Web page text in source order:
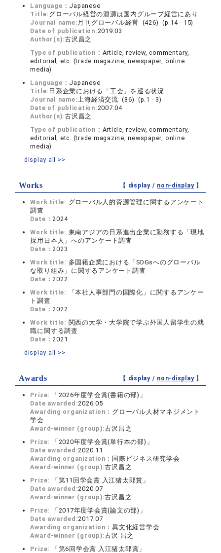
Language： Japanese
Title: グローバル経営の淵源は国内グループ経営にあり
Journal name: 月刊グローバル経営 (426) (p.14 - 15)
Date of publication:2019.03
Author(s):古沢昌之
Type of publication： Article, review, commentary,
editorial, etc. (trade magazine, newspaper, online
media)
Language： Japanese
Title: 日系企業における「工会」を巡る状況
Journal name:上海経済交流 (86) (p.1 - 3)
Date of publication:2007.04
Author(s):古沢昌之
Type of publication： Article, review, commentary,
editorial, etc. (trade magazine, newspaper, online
media)
display all >>
Works 【 display / non-display】
Work title: グローバル人的資源管理に関するアンケート
調査
Date：2024
Work title: 東南アジアの日系進出企業に勤務する「現地
採用日本人」へのアンケート調査
Date：2023
Work title: 多国籍企業における「SDGsへのグローバル
な取り組み」に関するアンケート調査
Date：2022
Work title:
「本社人事部門の国際化」に関するアンケー
ト調査
Date：2022
Work title: 関西の大学・大学院で学ぶ外国人留学生の就
職に関する調査
Date：2021
display all >>
Awards 【 display / non-display】
Prize:
「2026年度学会賞(書籍の部)」
Date awarded:2026.05
Awarding organization： グローバル人材マネジメント
学会
Award-winner (group):古沢昌之
Prize:
「2020年度学会賞(単行本の部)」
Date awarded:2020.11
Awarding organization： 国際ビジネス研究学会
Award-winner (group):古沢昌之
Prize:
「第11回学会賞 入江猪太郎賞」
Date awarded:2020.07
Award-winner (group):古沢昌之
Prize:
「2017年度学会賞(論文の部)」
Date awarded:2017.07
Awarding organization：異文化経営学会
Award-winner (group):古沢 昌之
Prize:
「第6回学会賞 入江猪太郎賞」